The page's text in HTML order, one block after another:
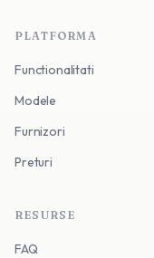
PLATFORMA
Functionalitati
Modele
Furnizori
Preturi
RESURSE
FAQ